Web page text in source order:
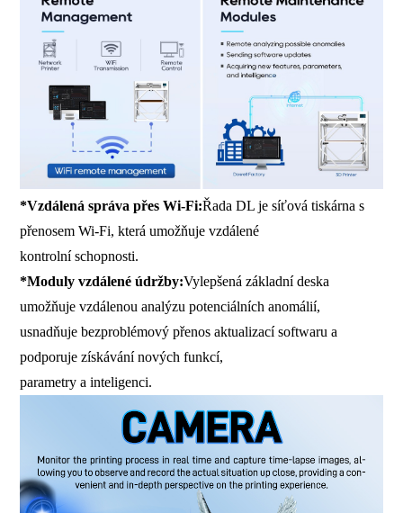
*Vzdálená správa přes Wi-Fi:Řada DL je síťová tiskárna s
přenosem Wi-Fi, která umožňuje vzdálené
kontrolní schopnosti.
*Moduly vzdálené údržby:Vylepšená základní deska
umožňuje vzdálenou analýzu potenciálních anomálií,
usnadňuje bezproblémový přenos aktualizací softwaru a
podporuje získávání nových funkcí,
parametry a inteligenci.